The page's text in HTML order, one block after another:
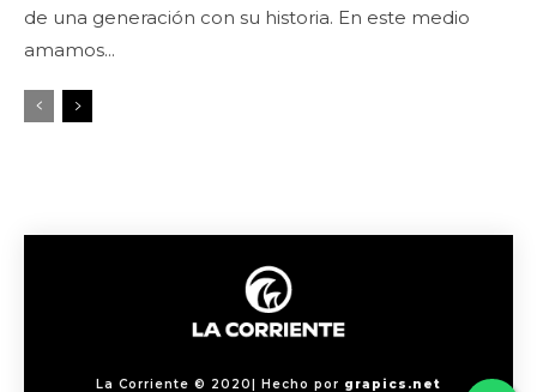
de una generación con su historia. En este medio
amamos...
La Corriente © 2020| Hecho por grapics.net